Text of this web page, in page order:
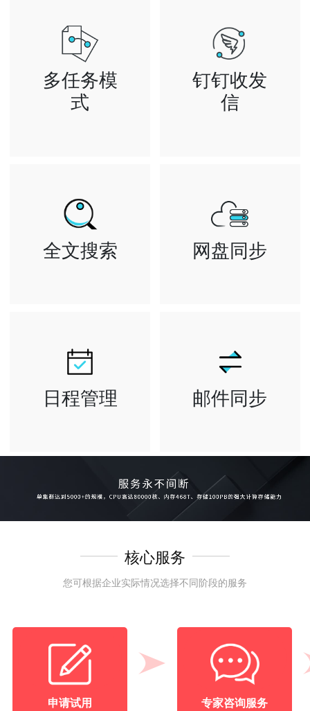
多任务模
式
钉钉收发
信
全文搜索
信息
网盘同步
日程管理
约 可查看公司
可将日历共享给
邮件同步
所有已发送的邮
件 各客户端均
可自动保存
核心服务
您可根据企业实际情况选择不同阶段的服务
申请试用 专家咨询服务